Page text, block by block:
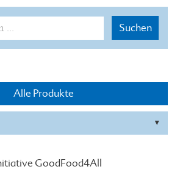
Suchen
Alle Produkte
GoodFood4All